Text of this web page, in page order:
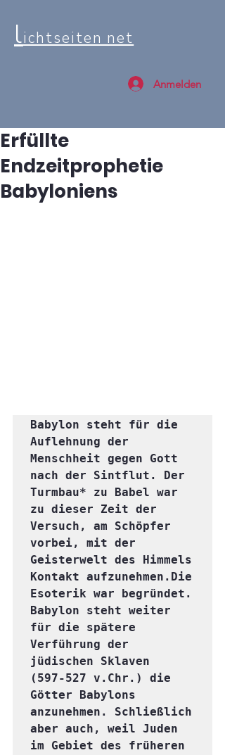
lichtseiten net
Anmelden
Erfüllte
Endzeitprophetie
Babyloniens
Babylon steht für die
Auflehnung der
Menschheit gegen Gott
nach der Sintflut. Der
Turmbau* zu Babel war
zu dieser Zeit der
Versuch, am Schöpfer
vorbei, mit der
Geisterwelt des Himmels
Kontakt aufzunehmen.Die
Esoterik war begründet.
Babylon steht weiter
für die spätere
Verführung der
jüdischen Sklaven
(597-527 v.Chr.) die
Götter Babylons
anzunehmen. Schließlich
aber auch, weil Juden
im Gebiet des früheren